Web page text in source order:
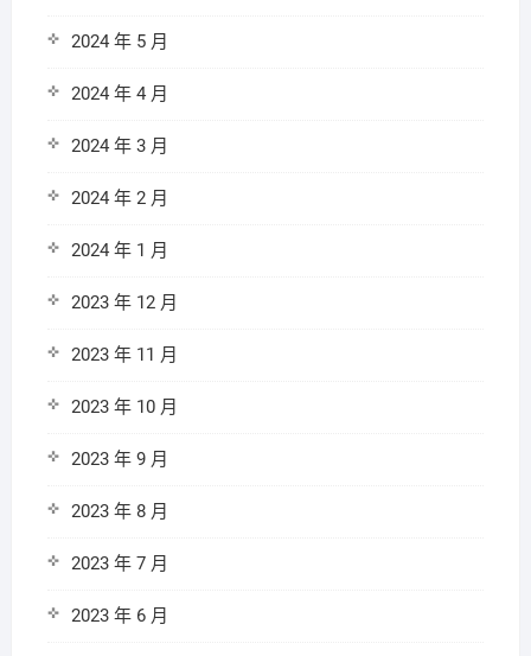
2024 年 5 月
2024 年 4 月
2024 年 3 月
2024 年 2 月
2024 年 1 月
2023 年 12 月
2023 年 11 月
2023 年 10 月
2023 年 9 月
2023 年 8 月
2023 年 7 月
2023 年 6 月